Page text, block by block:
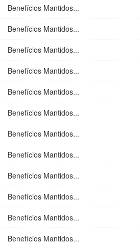
Benefícios Mantidos...
Benefícios Mantidos...
Benefícios Mantidos...
Benefícios Mantidos...
Benefícios Mantidos...
Benefícios Mantidos...
Benefícios Mantidos...
Benefícios Mantidos...
Benefícios Mantidos...
Benefícios Mantidos...
Benefícios Mantidos...
Benefícios Mantidos...